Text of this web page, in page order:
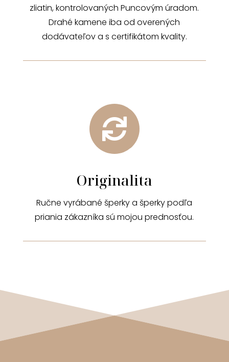
zliatin, kontrolovaných Puncovým úradom.
Drahé kamene iba od overených
dodávateľov a s certifikátom kvality.

Originalita
Ručne vyrábané šperky a šperky podľa
priania zákazníka sú mojou prednosťou.